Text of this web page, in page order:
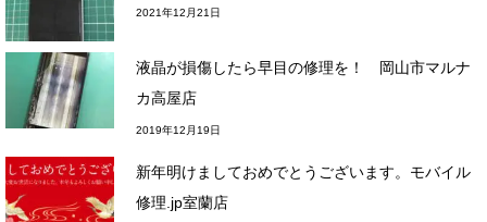
2021年12月21日
液晶が損傷したら早目の修理を！ 岡山市マルナ
カ高屋店
2019年12月19日
新年明けましておめでとうございます。モバイル
修理.jp室蘭店